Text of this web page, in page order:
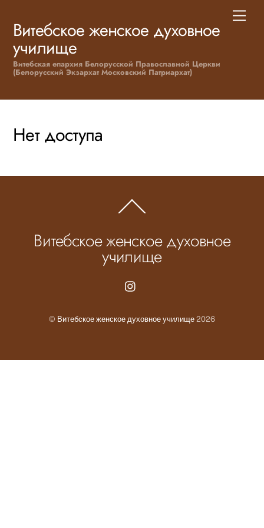
content
Витебское женское духовное
училище
Витебская епархия Белорусской Православной Церкви
(Белорусский Экзархат Московский Патриархат)
Нет доступа
To
Витебское женское духовное
училище
© Витебское женское духовное училище 2026